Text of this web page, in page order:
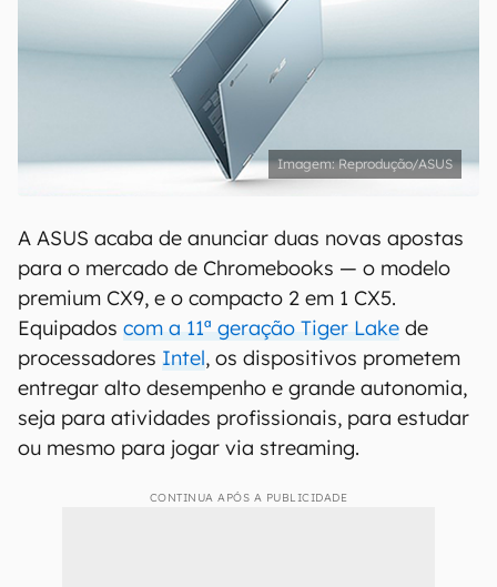
Reprodução/ASUS
A ASUS acaba de anunciar duas novas apostas
para o mercado de Chromebooks — o modelo
premium CX9, e o compacto 2 em 1 CX5.
Equipados com a 11ª geração Tiger Lake de
processadores Intel, os dispositivos prometem
entregar alto desempenho e grande autonomia,
seja para atividades profissionais, para estudar
ou mesmo para jogar via streaming.
CONTINUA APÓS A PUBLICIDADE